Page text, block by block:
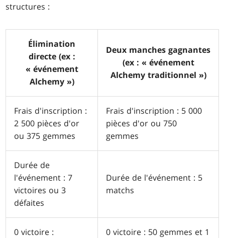
structures :
Élimination
directe (ex :
« événement
Alchemy »)
Deux manches gagnantes
(ex : « événement
Alchemy traditionnel »)
Frais d'inscription :
2 500 pièces d'or
ou 375 gemmes
Frais d'inscription : 5 000
pièces d'or ou 750
gemmes
Durée de
l'événement : 7
victoires ou 3
défaites
Durée de l'événement : 5
matchs
0 victoire :
0 victoire : 50 gemmes et 1